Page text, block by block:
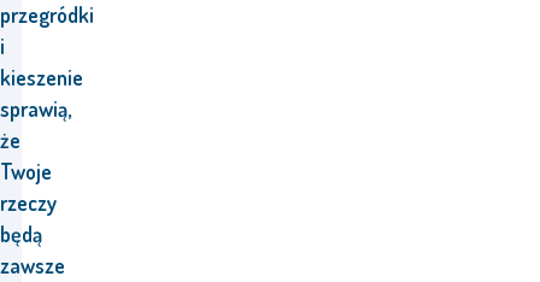
przegródki
i
kieszenie
sprawią,
że
Twoje
rzeczy
będą
zawsze